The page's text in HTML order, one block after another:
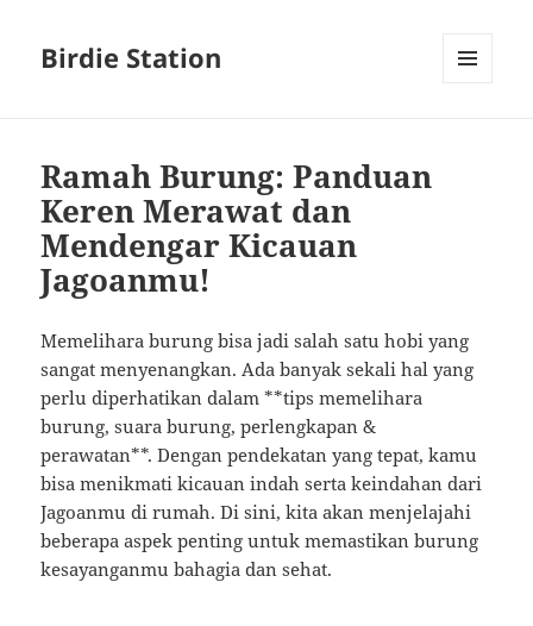
Birdie Station
Ramah Burung: Panduan
Keren Merawat dan
Mendengar Kicauan
Jagoanmu!
Memelihara burung bisa jadi salah satu hobi yang
sangat menyenangkan. Ada banyak sekali hal yang
perlu diperhatikan dalam **tips memelihara
burung, suara burung, perlengkapan &
perawatan**. Dengan pendekatan yang tepat, kamu
bisa menikmati kicauan indah serta keindahan dari
Jagoanmu di rumah. Di sini, kita akan menjelajahi
beberapa aspek penting untuk memastikan burung
kesayanganmu bahagia dan sehat.